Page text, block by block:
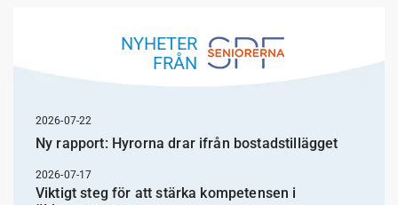
NYHETER
FRÅN
2026-07-22
Ny rapport: Hyrorna drar ifrån bostadstillägget
2026-07-17
Viktigt steg för att stärka kompetensen i